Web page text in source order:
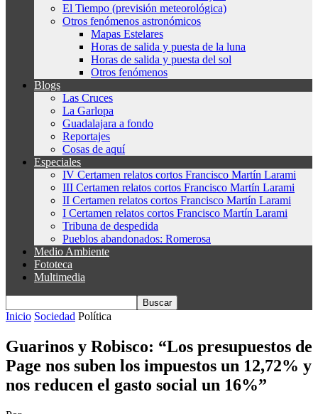
El Tiempo (previsión meteorológica)
Otros fenómenos astronómicos
Mapas Estelares
Horas de salida y puesta de la luna
Horas de salida y puesta del sol
Otros fenómenos
Blogs
Las Cruces
La Garlopa
Guadalajara a fondo
Reportajes
Cosas de aquí
Especiales
IV Certamen relatos cortos Francisco Martín Larami
III Certamen relatos cortos Francisco Martín Larami
II Certamen relatos cortos Francisco Martín Larami
I Certamen relatos cortos Francisco Martín Larami
Tribuna de despedida
Pueblos abandonados: Romerosa
Medio Ambiente
Fototeca
Multimedia
Inicio Sociedad Política
Guarinos y Robisco: “Los presupuestos de
Page nos suben los impuestos un 12,72% y
nos reducen el gasto social un 16%”